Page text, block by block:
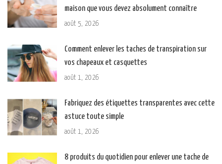
maison que vous devez absolument connaître
août 5, 2026
Comment enlever les taches de transpiration sur
vos chapeaux et casquettes
août 1, 2026
Fabriquez des étiquettes transparentes avec cette
astuce toute simple
août 1, 2026
8 produits du quotidien pour enlever une tache de